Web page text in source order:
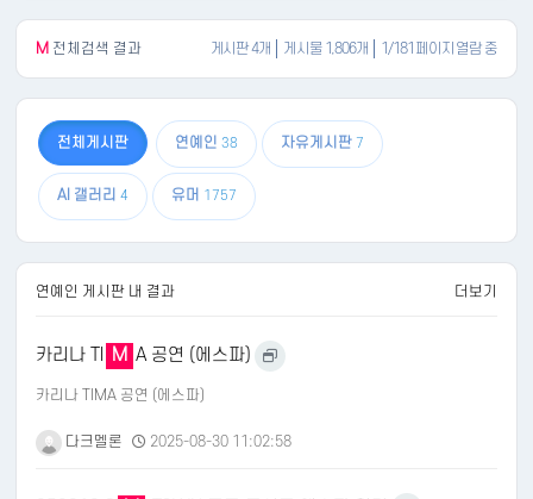
M 전체검색 결과 게시판 4개 게시물 1,806개 1/181 페이지 열람 중
전체게시판 연예인 38 자유게시판 7
AI 갤러리 4 유머 1757
연예인 게시판 내 결과 더보기
카리나 TI M A 공연 (에스파)
카리나 TIMA 공연 (에스파)
다크멜론 2025-08-30 11:02:58